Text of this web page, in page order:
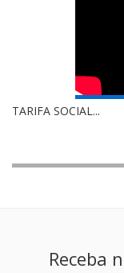
TARIFA SOCIAL...
Receba